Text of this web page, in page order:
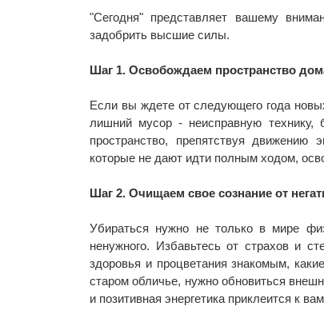
"Сегодня" представляет вашему
задобрить высшие силы.
Шаг 1. Освобождаем пространство
Если вы ждете от следующего года
лишний мусор - неисправную
пространство, препятствуя движению
которые не дают идти полным ходом,
Шаг 2. Очищаем свое сознание от
Убираться нужно не только в мире
ненужного. Избавьтесь от страхов и
здоровья и процветания знакомым,
старом обличье, нужно обновиться
и позитивная энергетика приклеится к